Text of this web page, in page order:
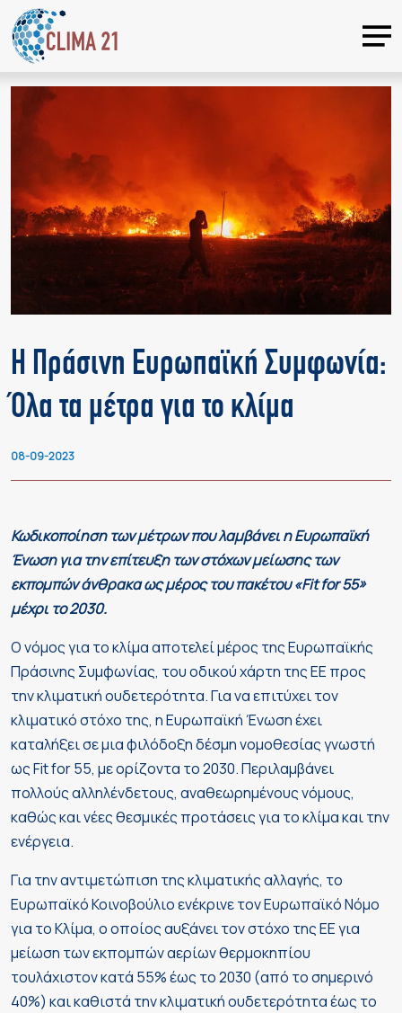
Η Πράσινη Ευρωπαϊκή Συμφωνία:
Όλα τα μέτρα για το κλίμα
08-09-2023
Κωδικοποίηση των μέτρων που λαμβάνει η Ευρωπαϊκή
Ένωση για την επίτευξη των στόχων μείωσης των
εκπομπών άνθρακα ως μέρος του πακέτου «Fit for 55»
μέχρι το 2030.
Ο νόμος για το κλίμα αποτελεί μέρος της Ευρωπαϊκής
Πράσινης Συμφωνίας, του οδικού χάρτη της ΕΕ προς
την κλιματική ουδετερότητα. Για να επιτύχει τον
κλιματικό στόχο της, η Ευρωπαϊκή Ένωση έχει
καταλήξει σε μια φιλόδοξη δέσμη νομοθεσίας γνωστή
ως Fit for 55, με ορίζοντα το 2030. Περιλαμβάνει
πολλούς αλληλένδετους, αναθεωρημένους νόμους,
καθώς και νέες θεσμικές προτάσεις για το κλίμα και την
ενέργεια.
Για την αντιμετώπιση της κλιματικής αλλαγής, το
Ευρωπαϊκό Κοινοβούλιο ενέκρινε τον Ευρωπαϊκό Νόμο
για το Κλίμα, ο οποίος αυξάνει τον στόχο της ΕΕ για
μείωση των εκπομπών αερίων θερμοκηπίου
τουλάχιστον κατά 55% έως το 2030 (από το σημερινό
40%) και καθιστά την κλιματική ουδετερότητα έως το